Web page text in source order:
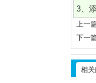
3、
上一
下一
相